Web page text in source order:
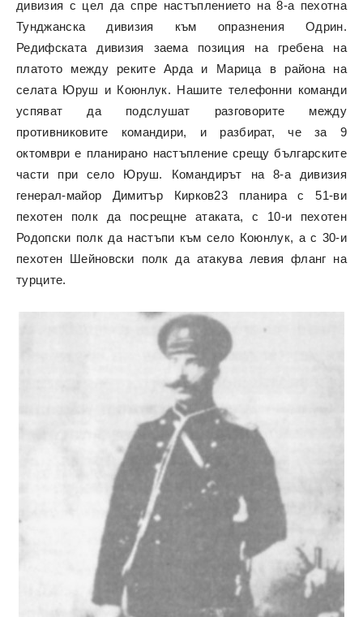
дивизия с цел да спре настъплението на 8-а пехотна
Тунджанска дивизия към опразнения Одрин.
Редифската дивизия заема позиция на гребена на
платото между реките Арда и Марица в района на
селата Юруш и Коюнлук. Нашите телефонни команди
успяват да подслушат разговорите между
противниковите командири, и разбират, че за 9
октомври е планирано настъпление срещу българските
части при село Юруш. Командирът на 8-а дивизия
генерал-майор Димитър Кирков23 планира с 51-ви
пехотен полк да посрещне атаката, с 10-и пехотен
Родопски полк да настъпи към село Коюнлук, а с 30-и
пехотен Шейновски полк да атакува левия фланг на
турците.